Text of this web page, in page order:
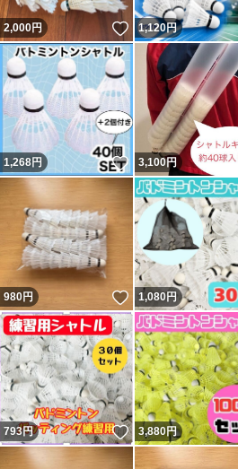
2,000円 いいね！
1,120円
1,268円 いいね！
3,100円
980円 いいね！
1,080円
793円 いいね！
3,880円